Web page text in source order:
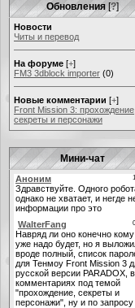
Обновления [?]
Новости
Читы и перевод
На форуме [+]
FM3 3dblock importer (0)
Новые комментарии [+]
Front Mission 3: прохождение,
секреты и персонажи
Мини-чат